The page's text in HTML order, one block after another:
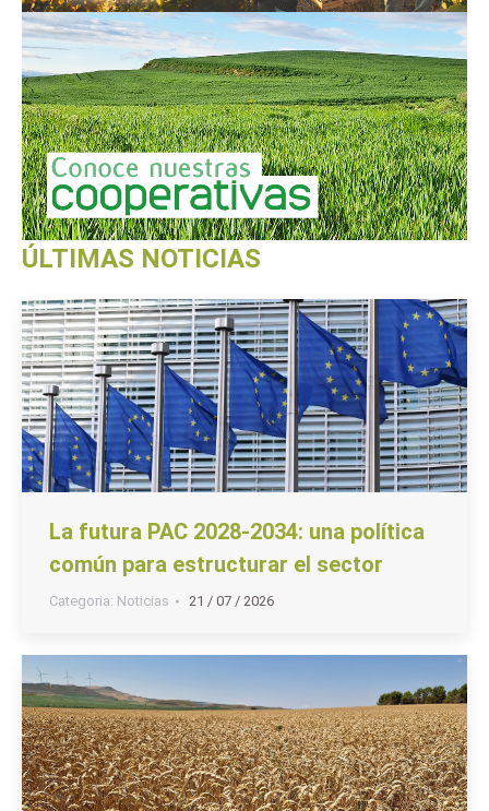
ÚLTIMAS NOTICIAS
La futura PAC 2028-2034: una política
común para estructurar el sector
Categoria: Noticias 21 / 07 / 2026